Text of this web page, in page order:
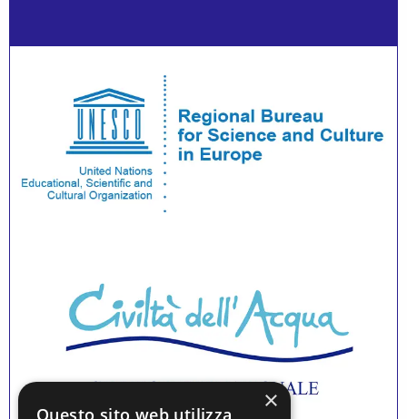
×
Questo sito web utilizza